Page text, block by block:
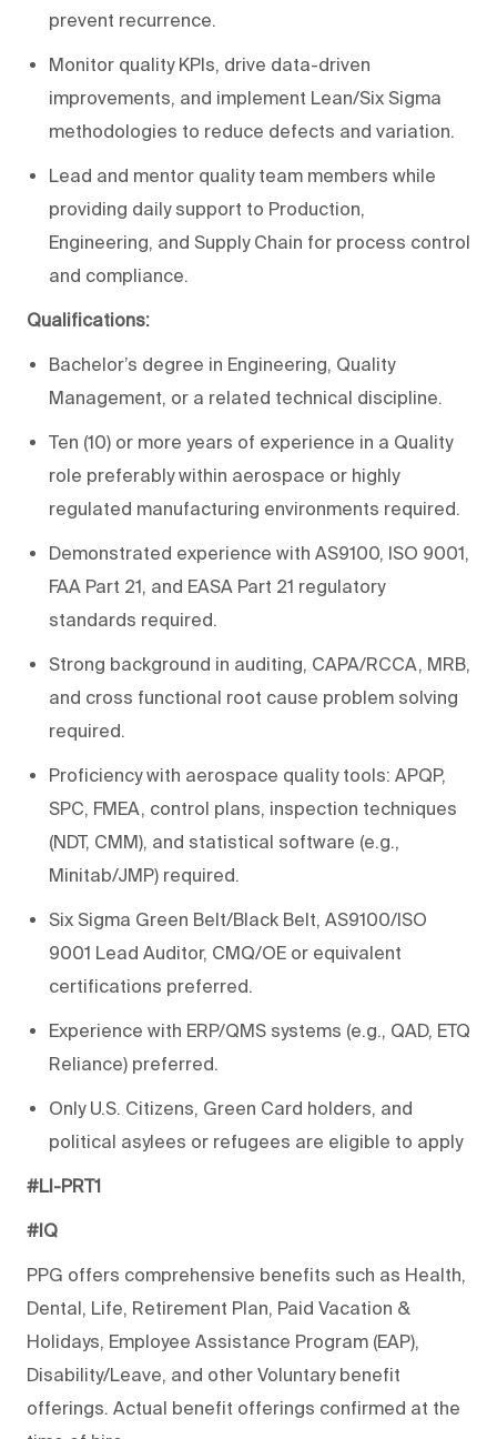
prevent recurrence.
Monitor quality KPIs, drive data-driven
improvements, and implement Lean/Six Sigma
methodologies to reduce defects and variation.
Lead and mentor quality team members while
providing daily support to Production,
Engineering, and Supply Chain for process control
and compliance.
Qualifications:
Bachelor’s degree in Engineering, Quality
Management, or a related technical discipline.
Ten (10) or more years of experience in a Quality
role preferably within aerospace or highly
regulated manufacturing environments required.
Demonstrated experience with AS9100, ISO 9001,
FAA Part 21, and EASA Part 21 regulatory
standards required.
Strong background in auditing, CAPA/RCCA, MRB,
and cross functional root cause problem solving
required.
Proficiency with aerospace quality tools: APQP,
SPC, FMEA, control plans, inspection techniques
(NDT, CMM), and statistical software (e.g.,
Minitab/JMP) required.
Six Sigma Green Belt/Black Belt, AS9100/ISO
9001 Lead Auditor, CMQ/OE or equivalent
certifications preferred.
Experience with ERP/QMS systems (e.g., QAD, ETQ
Reliance) preferred.
Only U.S. Citizens, Green Card holders, and
political asylees or refugees are eligible to apply
#LI-PRT1
#IQ
PPG offers comprehensive benefits such as Health,
Dental, Life, Retirement Plan, Paid Vacation &
Holidays, Employee Assistance Program (EAP),
Disability/Leave, and other Voluntary benefit
offerings. Actual benefit offerings confirmed at the